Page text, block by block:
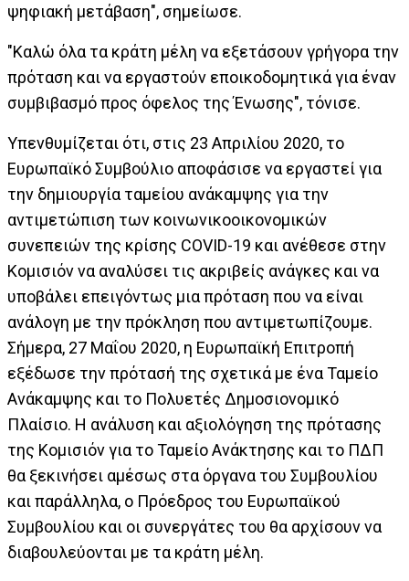
ψηφιακή μετάβαση", σημείωσε.
"Καλώ όλα τα κράτη μέλη να εξετάσουν γρήγορα την
πρόταση και να εργαστούν εποικοδομητικά για έναν
συμβιβασμό προς όφελος της Ένωσης", τόνισε.
Υπενθυμίζεται ότι, στις 23 Απριλίου 2020, το
Ευρωπαϊκό Συμβούλιο αποφάσισε να εργαστεί για
την δημιουργία ταμείου ανάκαμψης για την
αντιμετώπιση των κοινωνικοοικονομικών
συνεπειών της κρίσης COVID-19 και ανέθεσε στην
Κομισιόν να αναλύσει τις ακριβείς ανάγκες και να
υποβάλει επειγόντως μια πρόταση που να είναι
ανάλογη με την πρόκληση που αντιμετωπίζουμε.
Σήμερα, 27 Μαΐου 2020, η Ευρωπαϊκή Επιτροπή
εξέδωσε την πρότασή της σχετικά με ένα Ταμείο
Ανάκαμψης και το Πολυετές Δημοσιονομικό
Πλαίσιο. Η ανάλυση και αξιολόγηση της πρότασης
της Κομισιόν για το Ταμείο Ανάκτησης και το ΠΔΠ
θα ξεκινήσει αμέσως στα όργανα του Συμβουλίου
και παράλληλα, ο Πρόεδρος του Ευρωπαϊκού
Συμβουλίου και οι συνεργάτες του θα αρχίσουν να
διαβουλεύονται με τα κράτη μέλη.